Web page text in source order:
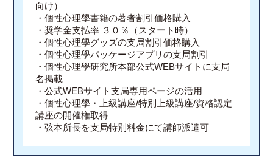
向け）
・個性心理學書籍の著者割引価格購入
・奨学金支払率 ３０％（スタート時）
・個性心理學グッズの支局割引価格購入
・個性心理學パッケージアプリの支局割引
・個性心理學研究所本部公式WEBサイトに支局
名掲載
・公式WEBサイト支局専用ページの活用
・個性心理學・上級講座/特別上級講座/資格認定
講座の開催権取得
・弦本所長を支局特別料金にて講師派遣可